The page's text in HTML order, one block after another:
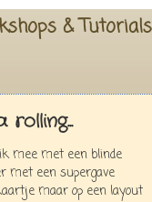
& Tutorials
mee met een blinde
met een supergave
maar op een layout